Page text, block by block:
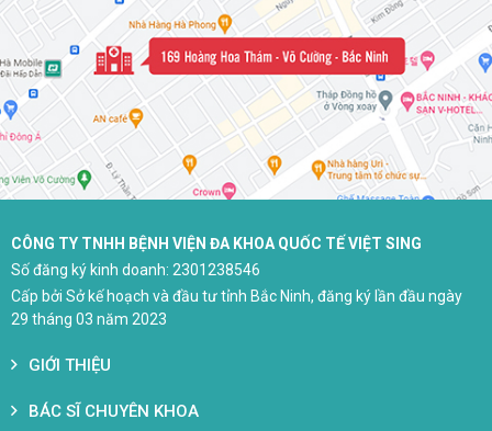
CÔNG TY TNHH BỆNH VIỆN ĐA KHOA QUỐC TẾ VIỆT SING
Số đăng ký kinh doanh: 2301238546
Cấp bởi Sở kế hoạch và đầu tư tỉnh Bắc Ninh, đăng ký lần đầu ngày
29 tháng 03 năm 2023
GIỚI THIỆU
BÁC SĨ CHUYÊN KHOA